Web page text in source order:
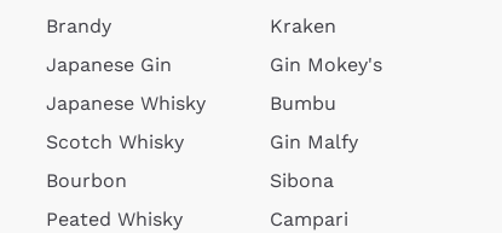
Brandy
Japanese Gin
Japanese Whisky
Scotch Whisky
Bourbon
Peated Whisky
Kraken
Gin Mokey's
Bumbu
Gin Malfy
Sibona
Campari